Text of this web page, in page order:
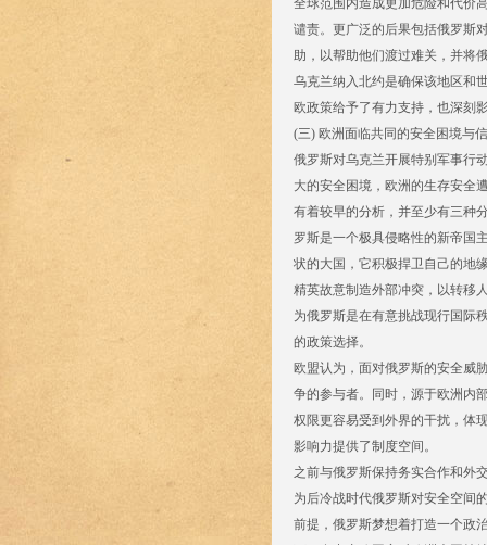
全球范围内造成更加危险和代价
谴责。更广泛的后果包括俄罗斯
助，以帮助他们渡过难关，并将
乌克兰纳入北约是确保该地区和
欧政策给予了有力支持，也深刻
(三) 欧洲面临共同的安全困境与
俄罗斯对乌克兰开展特别军事行
大的安全困境，欧洲的生存安全
有着较早的分析，并至少有三种
罗斯是一个极具侵略性的新帝国
状的大国，它积极捍卫自己的地
精英故意制造外部冲突，以转移
为俄罗斯是在有意挑战现行国际
的政策选择。
欧盟认为，面对俄罗斯的安全威
争的参与者。同时，源于欧洲内
权限更容易受到外界的干扰，体
影响力提供了制度空间。
之前与俄罗斯保持务实合作和外
为后冷战时代俄罗斯对安全空间
前提，俄罗斯梦想着打造一个政